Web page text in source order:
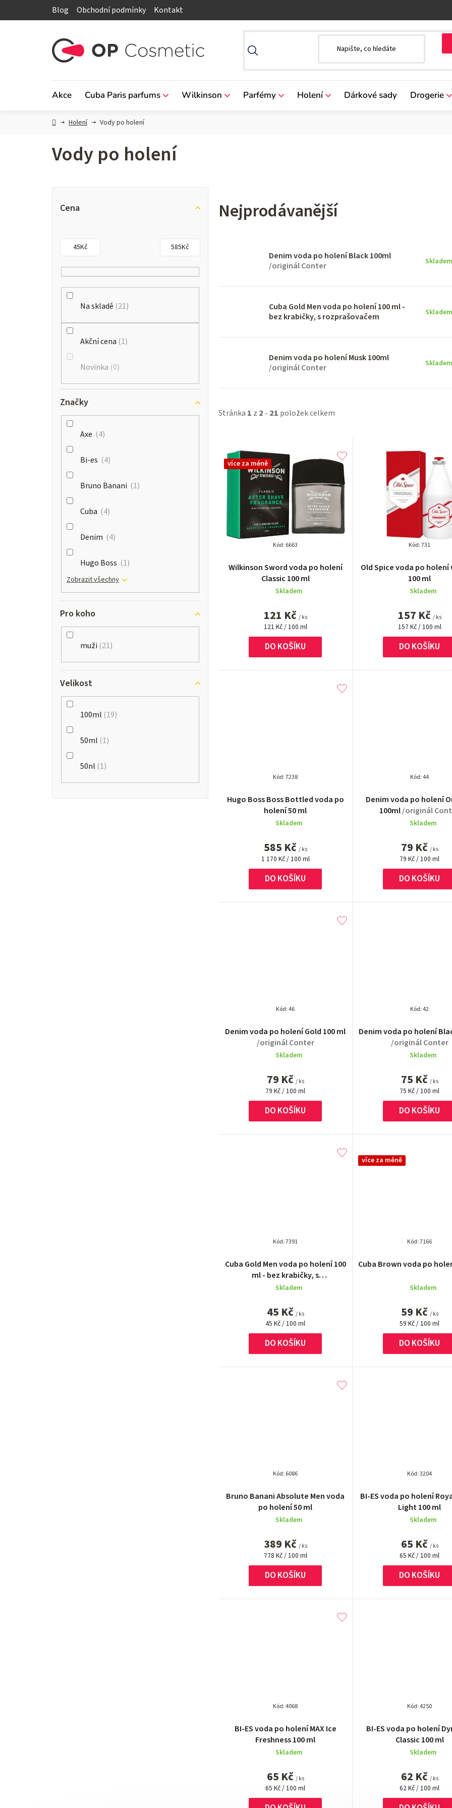
Blog Obchodní podmínky Kontakt
Akce Cuba Paris parfums Wilkinson Parfémy Holení Dárkové sady Drogerie
DomůHolení Vody po holení
Vody po holení
Cena
45Kč 585Kč
Na skladě 21
Akční cena 1
Novinka 0
Značky
Axe 4
Bi-es 4
Bruno Banani 1
Cuba 4
Denim 4
Hugo Boss 1
Zobrazit všechny
Pro koho
muži 21
Velikost
100ml 19
50ml 1
50nl 1
Nejprodávanější
Denim voda po holení Black 100ml
/originál Conter
Skladem
Cuba Gold Men voda po holení 100 ml -
bez krabičky, s rozprašovačem
Skladem
Denim voda po holení Musk 100ml
/originál Conter
Skladem
Stránka 1 z 2 - 21 položek celkem
ý
p
t
více za méně
Wilkinson Sword voda po holení
Classic 100 ml
hodnocení
produktu
je
z
5
hvězdiček.
Skladem
121 Kč / ks
Měrná
cena:
121 Kč / 100 ml
DO KOŠÍKU
Kód: 6663
Old Spice voda po holení
100 mlproduktu
je
z
5
Skladem
157 Kč / ks
Měrná
cena:
157 Kč / 100 ml
DO KOŠÍKU
Kód:731
Hugo Boss Boss Bottled voda po
holení 50 ml
Skladem
585 Kč / ks
Měrná
cena:
1 170 Kč / 100 ml
DO KOŠÍKU
Kód:7238
Denim voda po holení
100ml/originálproduktu
je
z
5
Skladem
79 Kč / ks
Měrná
cena:
79 Kč / 100 ml
DO KOŠÍKU
Kód:44
Denim voda po holení Gold 100 ml
/originál Conter
hodnocení
produktu
je
z
5
hvězdiček.
Skladem
79 Kč / ks
Měrná
cena:
79 Kč / 100 ml
DO KOŠÍKU
Kód:46
Denim voda po holení
/originál Conter
produktu
je
z
5
Skladem
75 Kč / ks
Měrná
cena:
75 Kč / 100 ml
DO KOŠÍKU
Kód:42
Cuba Gold Men voda po holení 100
ml - bez krabičky, s
rozprašovačem
hodnocení
produktu
je
z
5
hvězdiček.
Skladem
45 Kč / ks
Měrná
cena:
45 Kč / 100 ml
DO KOŠÍKU
Kód:7391
více za méně
Cuba Brown voda po
je
z
5
Skladem
59 Kč / ks
Měrná
cena:
59 Kč / 100 ml
DO KOŠÍKU
Kód:7166
Bruno Banani Absolute Men voda
po holení 50 ml
Skladem
389 Kč / ks
Měrná
cena:
778 Kč / 100 ml
DO KOŠÍKU
Kód: 6086
BI-ES voda po holení
Light 100 ml
produktu
je
z
5
Skladem
65 Kč / ks
Měrná
cena:
65 Kč / 100 ml
DO KOŠÍKU
Kód:3204
BI-ES voda po holení MAX Ice
Freshness 100 ml
hodnocení
produktu
je
z
5
hvězdiček.
Skladem
65 Kč / ks
Měrná
cena:
65 Kč / 100 ml
Kód:4068
BI-ES voda po holení
Classic 100 ml
produktu
je
z
5
Skladem
62 Kč / ks
Měrná
cena:
62 Kč / 100 ml
Kód:4250